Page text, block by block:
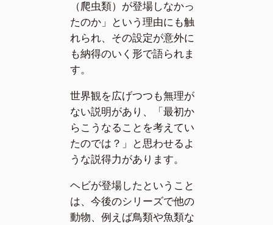
（爬虫類）が登場しなかっ
たのか」という理由にも触
れられ、その設定が意外に
も納得のいく形で語られま
す。
世界観を広げつつも無理が
ない説明があり、「最初か
らこうなることを考えてい
たのでは？」と思わせるよ
うな説得力があります。
ヘビが登場したということ
は、今後のシリーズで他の
動物、例えば鳥類や魚類な